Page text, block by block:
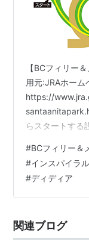
【BCフィリー
用元:JRAホーム
https://
らスタートする
競馬場みたいな
ゴールまでは
様だが、いいメ
Italian 米
#BCフィリー＆
#インスパイラル
#ディディア
関連ブログ